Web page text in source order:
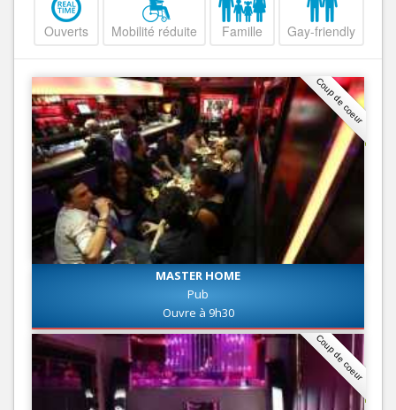
Ouverts Mobilité réduite Famille Gay-friendly
Coup de coeur
MASTER HOME
Pub
Ouvre à 9h30
Coup de coeur